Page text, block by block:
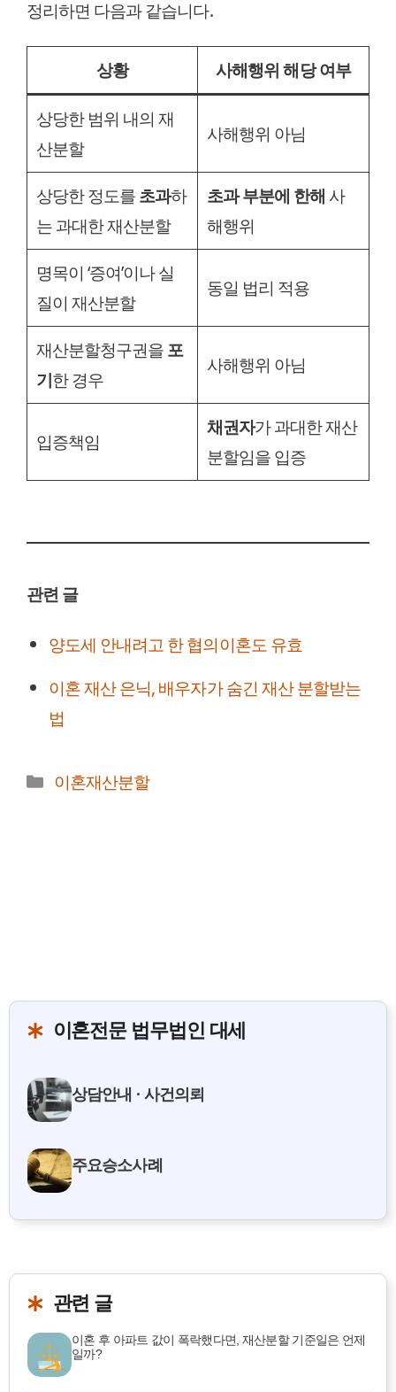
정리하면 다음과 같습니다.
상황 사해행위 해당 여부
상당한 범위 내의 재
산분할
사해행위 아님
상당한 정도를초과하
는 과대한 재산분할
초과 부분에 한해 사
해행위
명목이 ‘증여’이나 실
질이 재산분할
동일 법리 적용
재산분할청구권을포
기한 경우
사해행위 아님
입증책임
채권자가 과대한 재산
분할임을 입증
관련 글
양도세 안내려고 한 협의이혼도 유효
이혼 재산 은닉, 배우자가 숨긴 재산 분할받는
법
카
이혼재산분할
이혼전문 법무법인 대세
상담안내 · 사건의뢰
주요승소사례
관련 글
이혼 후 아파트 값이 폭락했다면, 재산분할 기준일은 언제
일까?